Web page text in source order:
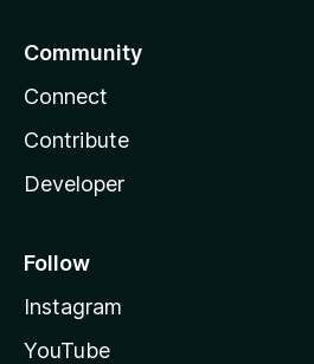
Community
Connect
Contribute
Developer
Follow
Instagram
YouTube